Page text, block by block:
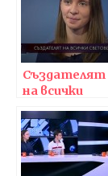
Създателят
на всички